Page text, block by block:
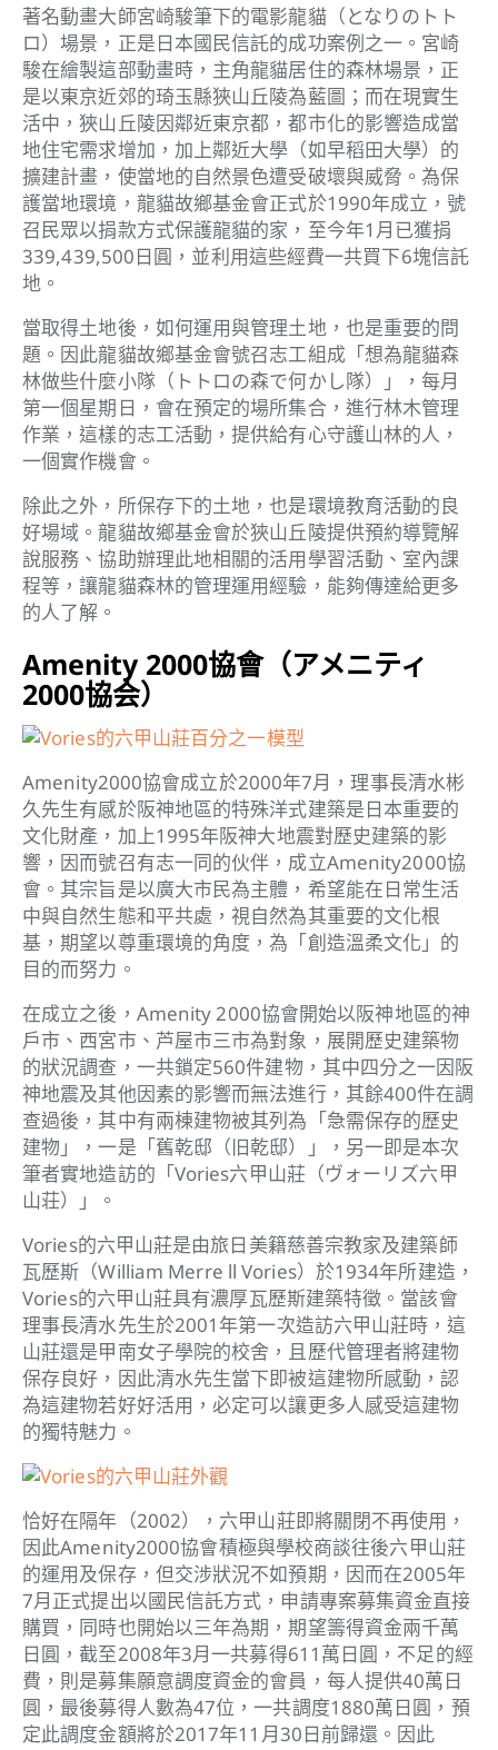
著名動畫大師宮崎駿筆下的電影龍貓（となりのトト
ロ）場景，正是日本國民信託的成功案例之一。宮崎
駿在繪製這部動畫時，主角龍貓居住的森林場景，正
是以東京近郊的琦玉縣狹山丘陵為藍圖；而在現實生
活中，狹山丘陵因鄰近東京都，都市化的影響造成當
地住宅需求增加，加上鄰近大學（如早稻田大學）的
擴建計畫，使當地的自然景色遭受破壞與威脅。為保
護當地環境，龍貓故鄉基金會正式於1990年成立，號
召民眾以捐款方式保護龍貓的家，至今年1月已獲捐
339,439,500日圓，並利用這些經費一共買下6塊信託
地。
當取得土地後，如何運用與管理土地，也是重要的問
題。因此龍貓故鄉基金會號召志工組成「想為龍貓森
林做些什麼小隊（トトロの森で何かし隊）」，每月
第一個星期日，會在預定的場所集合，進行林木管理
作業，這樣的志工活動，提供給有心守護山林的人，
一個實作機會。
除此之外，所保存下的土地，也是環境教育活動的良
好場域。龍貓故鄉基金會於狹山丘陵提供預約導覽解
說服務、協助辦理此地相關的活用學習活動、室內課
程等，讓龍貓森林的管理運用經驗，能夠傳達給更多
的人了解。
Amenity 2000協會（アメニティ
2000協会）
Amenity2000協會成立於2000年7月，理事長清水彬
久先生有感於阪神地區的特殊洋式建築是日本重要的
文化財產，加上1995年阪神大地震對歷史建築的影
響，因而號召有志一同的伙伴，成立Amenity2000協
會。其宗旨是以廣大市民為主體，希望能在日常生活
中與自然生態和平共處，視自然為其重要的文化根
基，期望以尊重環境的角度，為「創造溫柔文化」的
目的而努力。
在成立之後，Amenity 2000協會開始以阪神地區的神
戶市、西宮市、芦屋市三市為對象，展開歷史建築物
的狀況調查，一共鎖定560件建物，其中四分之一因阪
神地震及其他因素的影響而無法進行，其餘400件在調
查過後，其中有兩棟建物被其列為「急需保存的歷史
建物」，一是「舊乾邸（旧乾邸）」，另一即是本次
筆者實地造訪的「Vories六甲山莊（ヴォーリズ六甲
山荘）」。
Vories的六甲山莊是由旅日美籍慈善宗教家及建築師
瓦歷斯（William Merre ll Vories）於1934年所建造，
Vories的六甲山莊具有濃厚瓦歷斯建築特徵。當該會
理事長清水先生於2001年第一次造訪六甲山莊時，這
山莊還是甲南女子學院的校舍，且歷代管理者將建物
保存良好，因此清水先生當下即被這建物所感動，認
為這建物若好好活用，必定可以讓更多人感受這建物
的獨特魅力。
恰好在隔年（2002），六甲山莊即將關閉不再使用，
因此Amenity2000協會積極與學校商談往後六甲山莊
的運用及保存，但交涉狀況不如預期，因而在2005年
7月正式提出以國民信託方式，申請專案募集資金直接
購買，同時也開始以三年為期，期望籌得資金兩千萬
日圓，截至2008年3月一共募得611萬日圓，不足的經
費，則是募集願意調度資金的會員，每人提供40萬日
圓，最後募得人數為47位，一共調度1880萬日圓，預
定此調度金額將於2017年11月30日前歸還。因此